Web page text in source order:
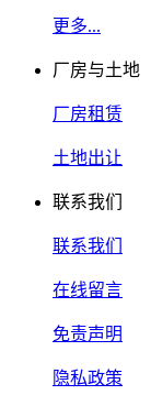
更多...
厂房与土地
厂房租赁
土地出让
联系我们
联系我们
在线留言
免责声明
隐私政策